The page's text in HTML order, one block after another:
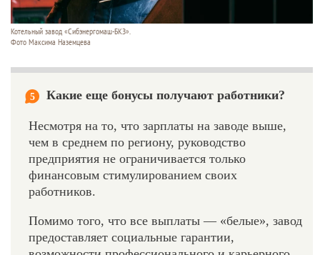
Котельный завод «Сибэнергомаш-БКЗ».
Фото Максима Наземцева
5 Какие еще бонусы получают работники?
Несмотря на то, что зарплаты на заводе выше,
чем в среднем по региону, руководство
предприятия не ограничивается только
финансовым стимулированием своих
работников.
Помимо того, что все выплаты — «белые», завод
предоставляет социальные гарантии,